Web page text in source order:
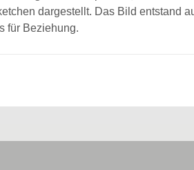
dargestellt. Das Bild entstand
für Beziehung.